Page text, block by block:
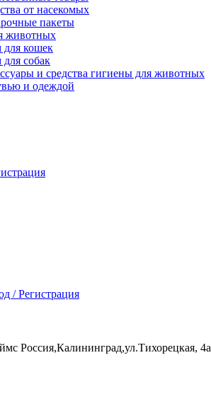
от насекомых
пакеты
животных
для кошек
собак
и средства гигиены для животных
и одеждой
/ Регистрация
Россия,Калининград,ул.Тихорецкая, 4а